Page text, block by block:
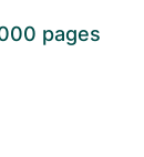
pages